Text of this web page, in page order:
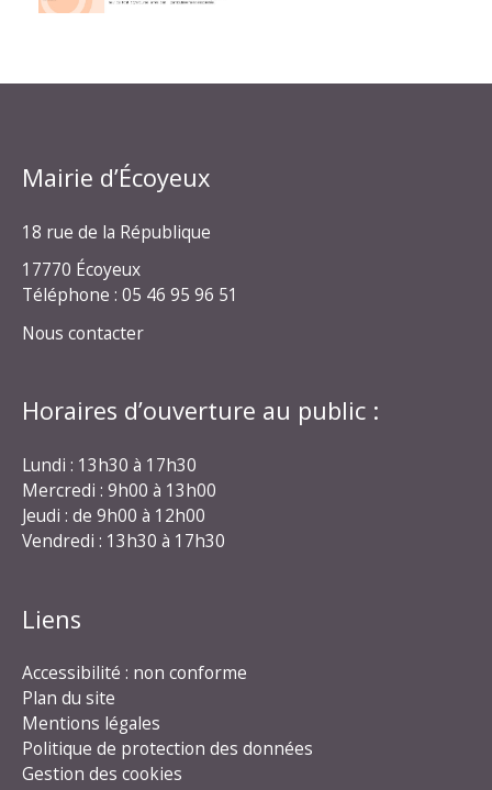
Mairie d’Écoyeux
18 rue de la République
17770 Écoyeux
Téléphone : 05 46 95 96 51
Nous contacter
Horaires d’ouverture au public :
Lundi : 13h30 à 17h30
Mercredi : 9h00 à 13h00
Jeudi : de 9h00 à 12h00
Vendredi : 13h30 à 17h30
Liens
Accessibilité : non conforme
Plan du site
Mentions légales
Politique de protection des données
Gestion des cookies